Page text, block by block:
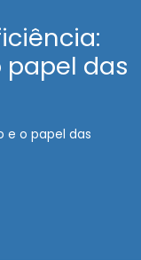
papel das
e o papel das